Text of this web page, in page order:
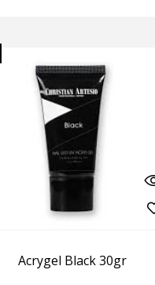
Acrygel Black 30gr